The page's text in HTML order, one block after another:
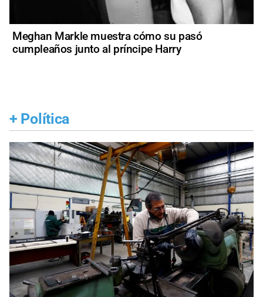
Meghan Markle muestra cómo su pasó
cumpleaños junto al príncipe Harry
+ Política